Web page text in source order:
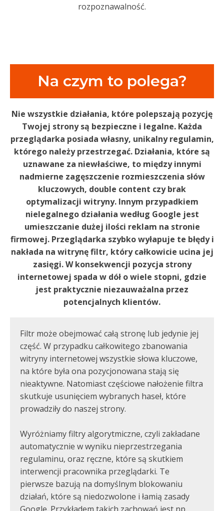
rozpoznawalność.
Na czym to polega?
Nie wszystkie działania, które polepszają pozycję
Twojej strony są bezpieczne i legalne. Każda
przeglądarka posiada własny, unikalny regulamin,
którego należy przestrzegać. Działania, które są
uznawane za niewłaściwe, to między innymi
nadmierne zagęszczenie rozmieszczenia słów
kluczowych, double content czy brak
optymalizacji witryny. Innym przypadkiem
nielegalnego działania według Google jest
umieszczanie dużej ilości reklam na stronie
firmowej. Przeglądarka szybko wyłapuje te błędy i
nakłada na witrynę filtr, który całkowicie ucina jej
zasięgi. W konsekwencji pozycja strony
internetowej spada w dół o wiele stopni, gdzie
jest praktycznie niezauważalna przez
potencjalnych klientów.
Filtr może obejmować całą stronę lub jedynie jej
część. W przypadku całkowitego zbanowania
witryny internetowej wszystkie słowa kluczowe,
na które była ona pozycjonowana stają się
nieaktywne. Natomiast częściowe nałożenie filtra
skutkuje usunięciem wybranych haseł, które
prowadziły do naszej strony.
Wyróżniamy filtry algorytmiczne, czyli zakładane
automatycznie w wyniku nieprzestrzegania
regulaminu, oraz ręczne, które są skutkiem
interwencji pracownika przeglądarki. Te
pierwsze bazują na domyślnym blokowaniu
działań, które są niedozwolone i łamią zasady